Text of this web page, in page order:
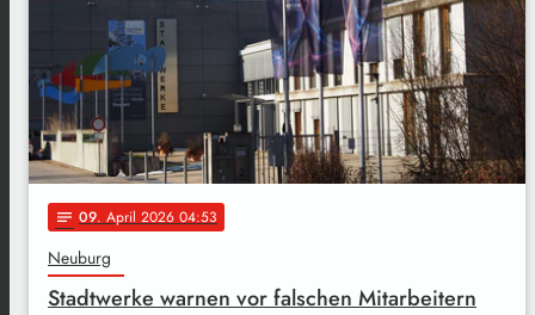
notes 09. April 2026 04:53
Neuburg
Stadtwerke warnen vor falschen Mitarbeitern